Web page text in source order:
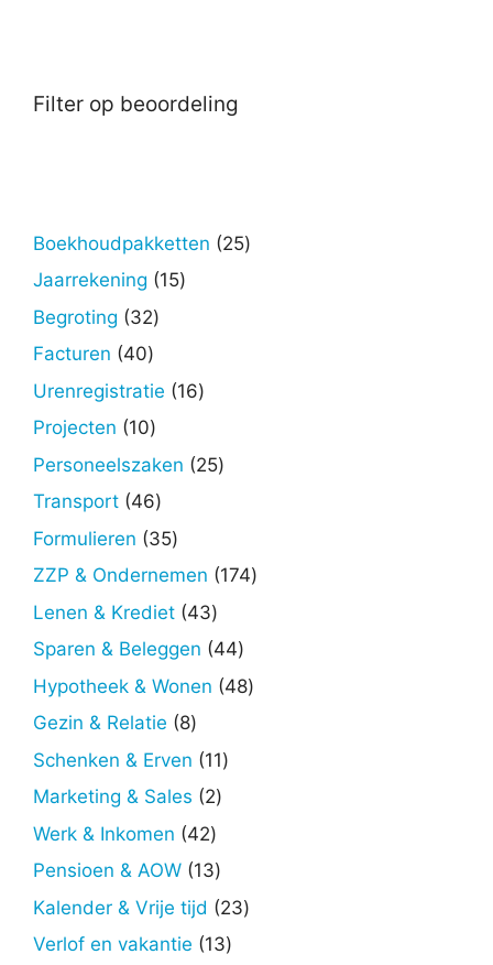
Filter op beoordeling
Boekhoudpakketten 2525
Jaarrekening 1515
Begroting 3232
Facturen 4040
producten
Urenregistratie 1616
Projecten 1010
producten
Personeelszaken 2525
Transport 4646
producten
Formulieren 3535
producten
ZZP & Ondernemen 174174
Lenen & Krediet 4343
producten
Sparen & Beleggen 4444
producten
Hypotheek & Wonen 4848
Gezin & Relatie 88
producten
Schenken & Erven 1111
Marketing & Sales 22
Werk & Inkomen 4242
producten
Pensioen & AOW 1313
producten
Kalender & Vrije tijd 2323
Verlof en vakantie 1313